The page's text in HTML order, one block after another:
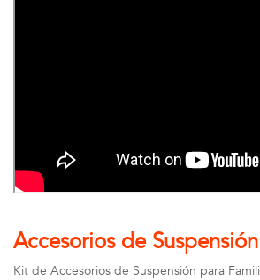
Accesorios de
Kit de Accesorios de Suspensión para